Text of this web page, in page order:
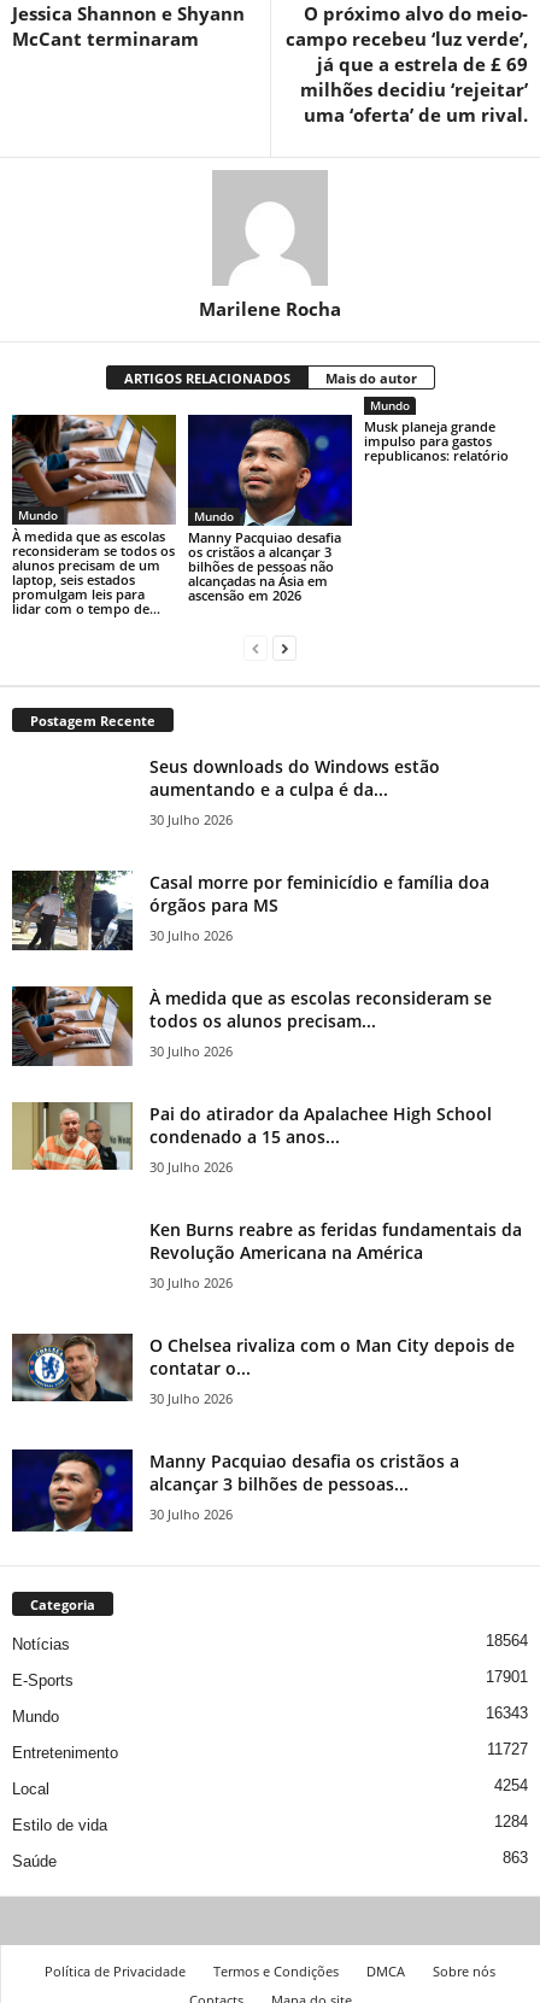
Jessica Shannon e Shyann
McCant terminaram
O próximo alvo do meio-
campo recebeu ‘luz verde’,
já que a estrela de £ 69
milhões decidiu ‘rejeitar’
uma ‘oferta’ de um rival.
Marilene Rocha
ARTIGOS RELACIONADOS Mais do autor
Mundo
À medida que as escolas
reconsideram se todos os
alunos precisam de um
laptop, seis estados
promulgam leis para
lidar com o tempo de...
Mundo
Manny Pacquiao desafia
os cristãos a alcançar 3
bilhões de pessoas não
alcançadas na Ásia em
ascensão em 2026
Mundo
Musk planeja grande
impulso para gastos
republicanos: relatório
Postagem Recente
Seus downloads do Windows estão
aumentando e a culpa é da...
30 Julho 2026
Casal morre por feminicídio e família doa
órgãos para MS
30 Julho 2026
À medida que as escolas reconsideram se
todos os alunos precisam...
30 Julho 2026
Pai do atirador da Apalachee High School
condenado a 15 anos...
30 Julho 2026
Ken Burns reabre as feridas fundamentais da
Revolução Americana na América
30 Julho 2026
O Chelsea rivaliza com o Man City depois de
contatar o...
30 Julho 2026
Manny Pacquiao desafia os cristãos a
alcançar 3 bilhões de pessoas...
30 Julho 2026
Categoria
Notícias 18564
E-Sports 17901
Mundo 16343
Entretenimento 11727
Local 4254
Estilo de vida 1284
Saúde 863
Política de Privacidade Termos e Condições DMCA
Sobre nós
Contacts
Mapa do site